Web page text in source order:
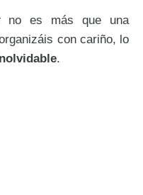
no es más que una
con cariño, lo
.